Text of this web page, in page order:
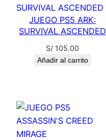
JUEGO PS5 ARK:
SURVIVAL ASCENDED
S/ 105.00
Añadir al carrito